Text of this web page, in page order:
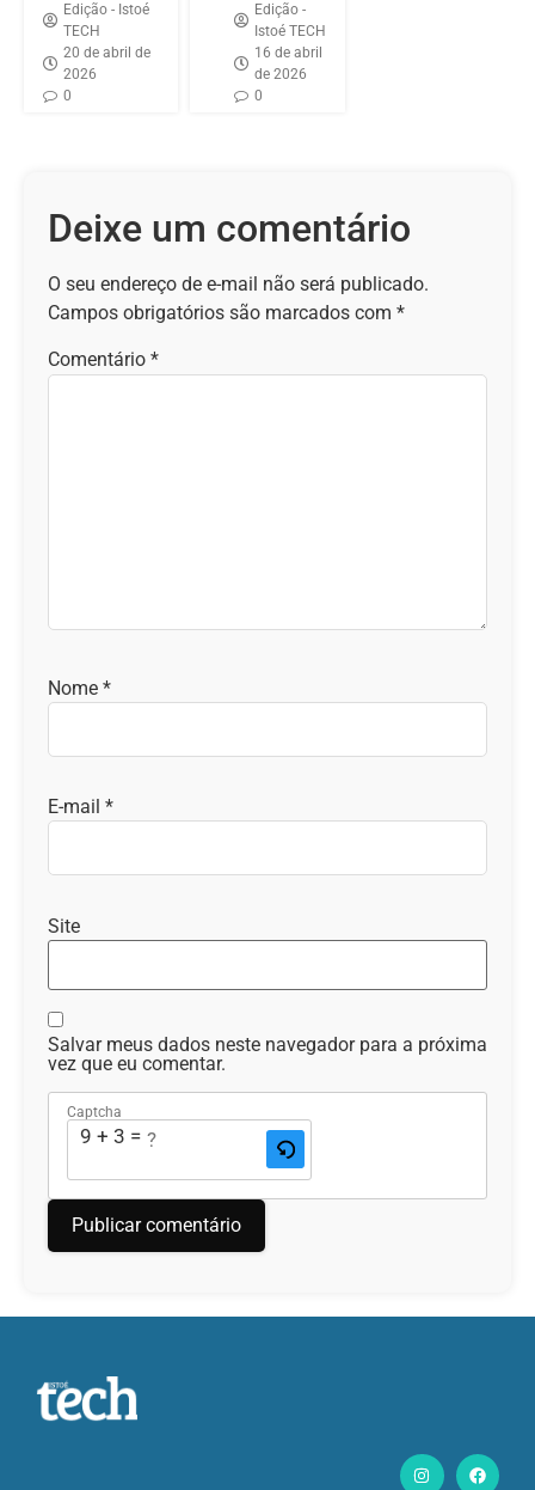
Edição - Istoé
TECH
20 de abril de
2026
0
Edição -
Istoé TECH
16 de abril
de 2026
0
Deixe um comentário
O seu endereço de e-mail não será publicado.
Campos obrigatórios são marcados com *
Comentário *
Nome *
E-mail *
Site
Salvar meus dados neste navegador para a próxima
vez que eu comentar.
Captcha
9 + 3 = ?